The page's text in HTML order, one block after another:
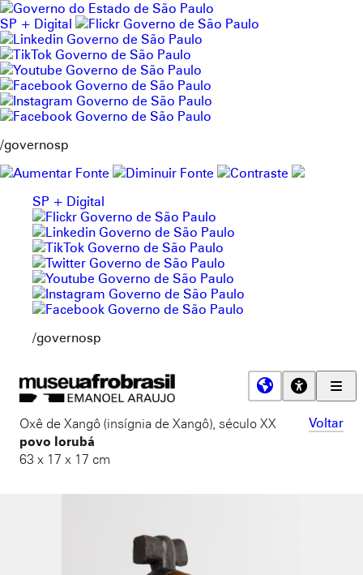
Pular
para
o
conteúdo
SP + Digital
/governosp
SP + Digital
/governosp
Museu
Afro
Brasil
Oxê de Xangô (insígnia de Xangô), século XX
povo Iorubá
63 x 17 x 17 cm
Voltar